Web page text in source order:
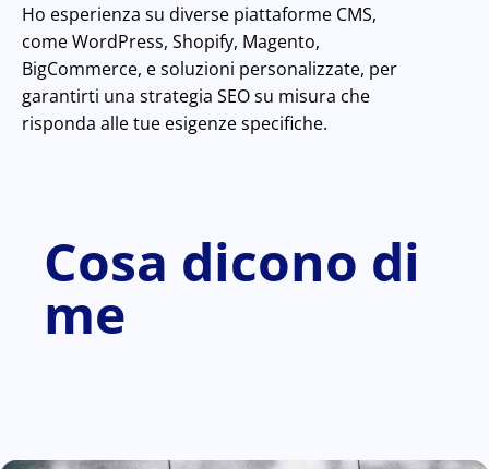
Ho esperienza su diverse piattaforme CMS,
come WordPress, Shopify, Magento,
BigCommerce, e soluzioni personalizzate, per
garantirti una strategia SEO su misura che
risponda alle tue esigenze specifiche.
Cosa dicono di
me